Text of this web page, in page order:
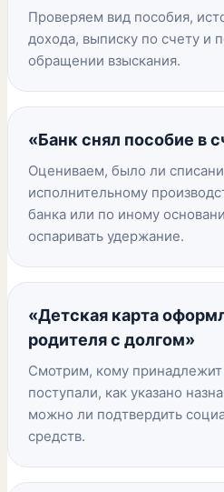
Проверяем вид пособия,
дохода, выписку по счету и
обращении взыскания.
«Банк снял пособие в
Оцениваем, было ли
исполнительному
банка или по иному
оспаривать удержание.
«Детская карта
родителя с долгом»
Смотрим, кому принадлежит
поступали, как указано
можно ли подтвердить
средств.